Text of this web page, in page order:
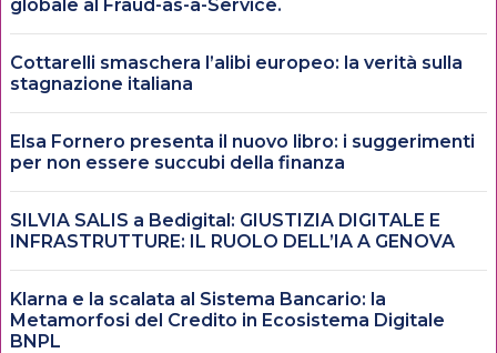
globale al Fraud-as-a-Service.
Cottarelli smaschera l’alibi europeo: la verità sulla
stagnazione italiana
Elsa Fornero presenta il nuovo libro: i suggerimenti
per non essere succubi della finanza
SILVIA SALIS a Bedigital: GIUSTIZIA DIGITALE E
INFRASTRUTTURE: IL RUOLO DELL’IA A GENOVA
Klarna e la scalata al Sistema Bancario: la
Metamorfosi del Credito in Ecosistema Digitale
BNPL